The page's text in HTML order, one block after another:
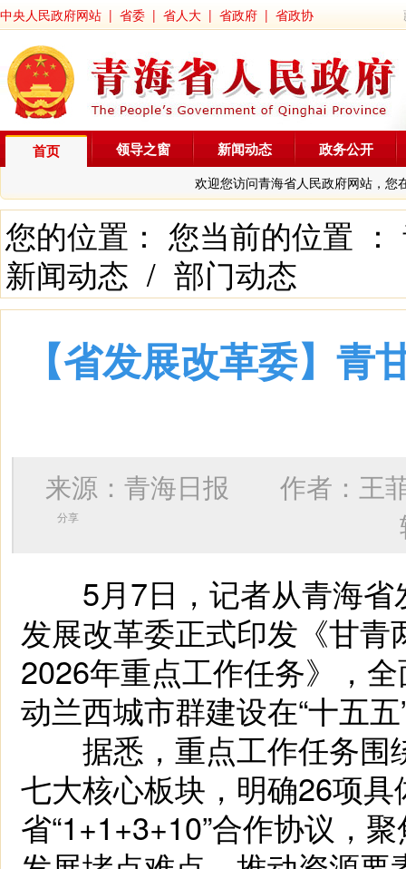
中央人民政府网站 | 省委 | 省人大 | 省政府 | 省政协
首页
欢迎您访问青海省人民政府网站，您
领导之窗 新闻动态 政务公开
您的位置： 您当前的位置 ：
新闻动态 / 部门动态
【省发展改革委】
来源：青海日报 作者： 王
分享
5月7日，记者从青海省
发展改革委正式印发《甘
2026年重点工作任务》，
动兰西城市群建设在“十五
据悉，重点工作任务围
七大核心板块，明确26项
省“1+1+3+10”合作协议，